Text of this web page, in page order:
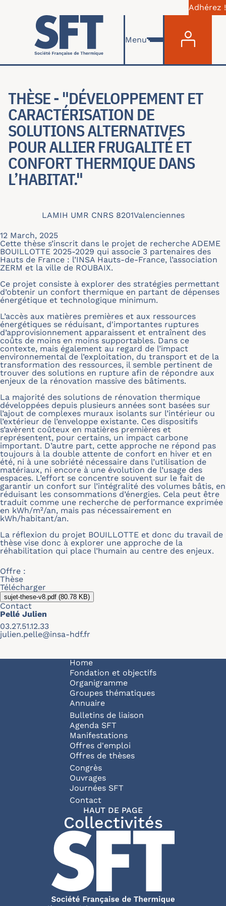
Skip to main content
Adhérez !
Menu
THÈSE - "DÉVELOPPEMENT ET
CARACTÉRISATION DE
SOLUTIONS ALTERNATIVES
POUR ALLIER FRUGALITÉ ET
CONFORT THERMIQUE DANS
L’HABITAT."
LAMIH UMR CNRS 8201Valenciennes
12 March, 2025
Cette thèse s’inscrit dans le projet de recherche ADEME
BOUILLOTTE 2025-2029 qui associe 3 partenaires des
Hauts de France : l’INSA Hauts-de-France, l’association
ZERM et la ville de ROUBAIX.
Ce projet consiste à explorer des stratégies permettant
d’obtenir un confort thermique en partant de dépenses
énergétique et technologique minimum.
L’accès aux matières premières et aux ressources
énergétiques se réduisant, d'importantes ruptures
d’approvisionnement apparaissent et entraînent des
coûts de moins en moins supportables. Dans ce
contexte, mais également au regard de l’impact
environnemental de l’exploitation, du transport et de la
transformation des ressources, il semble pertinent de
trouver des solutions en rupture afin de répondre aux
enjeux de la rénovation massive des bâtiments.
La majorité des solutions de rénovation thermique
développées depuis plusieurs années sont basées sur
l’ajout de complexes muraux isolants sur l’intérieur ou
l’extérieur de l’enveloppe existante. Ces dispositifs
s’avèrent coûteux en matières premières et
représentent, pour certains, un impact carbone
important. D’autre part, cette approche ne répond pas
toujours à la double attente de confort en hiver et en
été, ni à une sobriété nécessaire dans l’utilisation de
matériaux, ni encore à une évolution de l’usage des
espaces. L’effort se concentre souvent sur le fait de
garantir un confort sur l’intégralité des volumes bâtis, en
réduisant les consommations d’énergies. Cela peut être
traduit comme une recherche de performance exprimée
en kWh/m²/an, mais pas nécessairement en
kWh/habitant/an.
La réflexion du projet BOUILLOTTE et donc du travail de
thèse vise donc à explorer une approche de la
réhabilitation qui place l’humain au centre des enjeux.
Offre :
Thèse
Télécharger
sujet-these-v8.pdf (80.78 KB)
Contact
Pellé Julien
03.27.51.12.33
julien.pelle@insa-hdf.fr
Navigation principale
Home
Fondation et objectifs
Organigramme
Groupes thématiques
Annuaire
Bulletins de liaison
Agenda SFT
Manifestations
Offres d'emploi
Offres de thèses
Congrès
Ouvrages
Journées SFT
Pied de page
Contact
HAUT DE PAGE
Collectivités